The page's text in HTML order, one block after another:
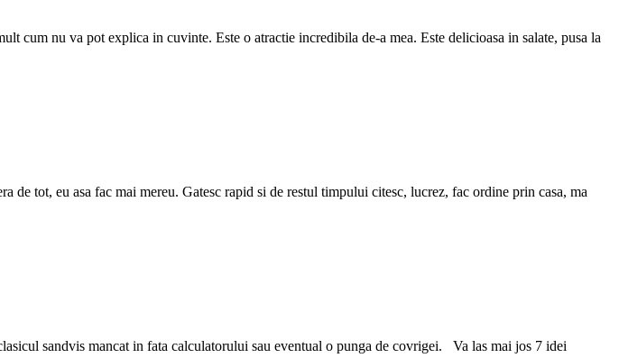
cum nu va pot explica in cuvinte. Este o atractie incredibila de-a mea. Este delicioasa in salate, pusa la
tot, eu asa fac mai mereu. Gatesc rapid si de restul timpului citesc, lucrez, fac ordine prin casa, ma
sandvis mancat in fata calculatorului sau eventual o punga de covrigei. Va las mai jos 7 idei